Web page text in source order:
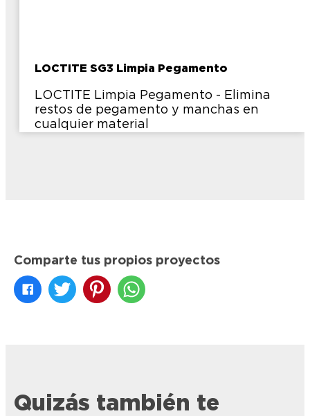
LOCTITE SG3 Limpia Pegamento
LOCTITE Limpia Pegamento - Elimina
restos de pegamento y manchas en
cualquier material
Comparte tus propios proyectos
Quizás también te